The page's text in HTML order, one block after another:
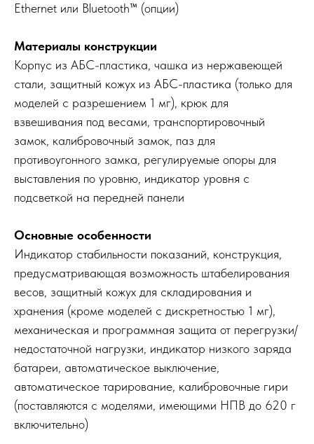
Ethernet или Bluetooth™ (опции)
Материалы конструкции
Корпус из АБС-пластика, чашка из нержавеющей
стали, защитный кожух из АБС-пластика (только для
моделей с разрешением 1 мг), крюк для
взвешивания под весами, транспортировочный
замок, калибровочный замок, паз для
противоугонного замка, регулируемые опоры для
выставления по уровню, индикатор уровня с
подсветкой на передней панели
Основные особенности
Индикатор стабильности показаний, конструкция,
предусматривающая возможность штабелирования
весов, защитный кожух для складирования и
хранения (кроме моделей с дискретностью 1 мг),
механическая и программная защита от перегрузки/
недостаточной нагрузки, индикатор низкого заряда
батареи, автоматическое выключение,
автоматическое тарирование, калибровочные гири
(поставляются с моделями, имеющими НПВ до 620 г
включительно)